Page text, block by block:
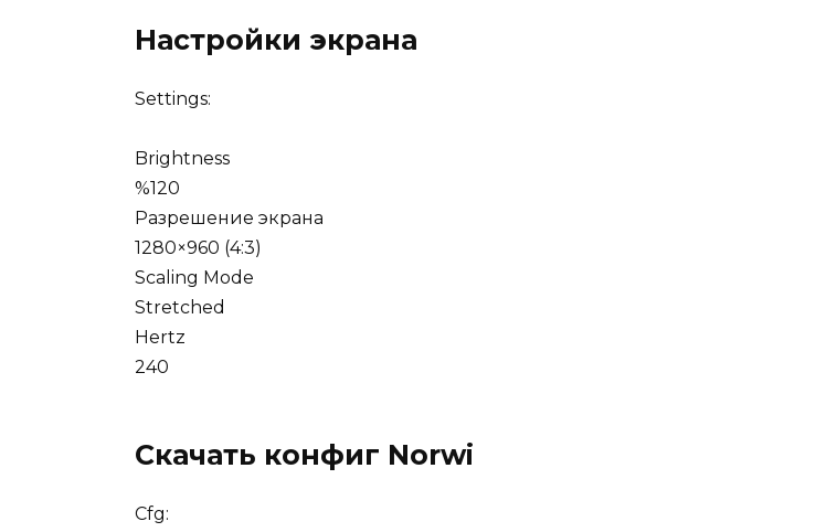
Настройки экрана
Settings:
Brightness
%120
Разрешение экрана
1280×960 (4:3)
Scaling Mode
Stretched
Hertz
240
Скачать конфиг Norwi
Cfg: